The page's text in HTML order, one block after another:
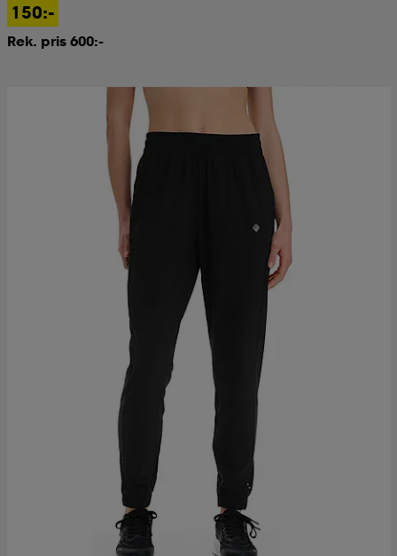
150:-
Rek. pris 600:-